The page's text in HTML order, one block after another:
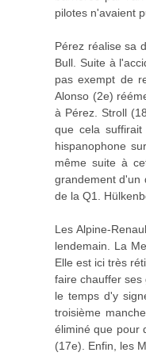
pilotes n'avaient
Pérez réalise sa
Bull. Suite à
pas exempt de
Alonso (2e)
à Pérez. Stroll
que cela
hispanophone
même suite à
grandement d'un
de la Q1.
Les Alpine-
lendemain. La
Elle est ici très
faire chauffer ses
le temps d'y
troisième
éliminé que pour
(17e). Enfin, les